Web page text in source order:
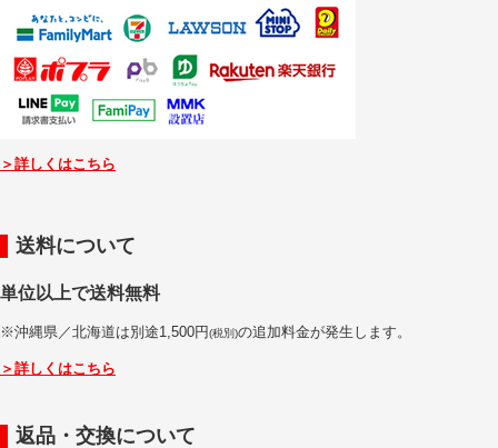
＞詳しくはこちら
送料について
単位以上で送料無料
※沖縄県／北海道は別途1,500円(税別)の追加料金が発生します。
＞詳しくはこちら
返品・交換について